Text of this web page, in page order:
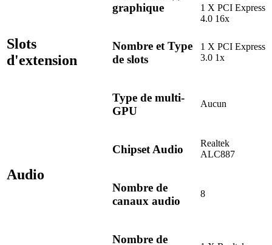
Slots
d'extension
graphique
1 X PCI Express
4.0 16x
Nombre et Type
de slots
1 X PCI Express
3.0 1x
Type de multi-
GPU
Aucun
Audio
Chipset Audio
Realtek
ALC887
Nombre de
canaux audio
8
Nombre de